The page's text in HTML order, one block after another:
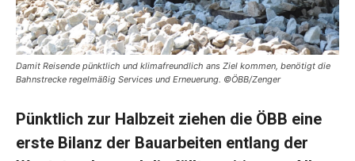
Damit Reisende pünktlich und klimafreundlich ans Ziel kommen, benötigt die
Bahnstrecke regelmäßig Services und Erneuerung. ©ÖBB/Zenger
Pünktlich zur Halbzeit ziehen die ÖBB eine
erste Bilanz der Bauarbeiten entlang der